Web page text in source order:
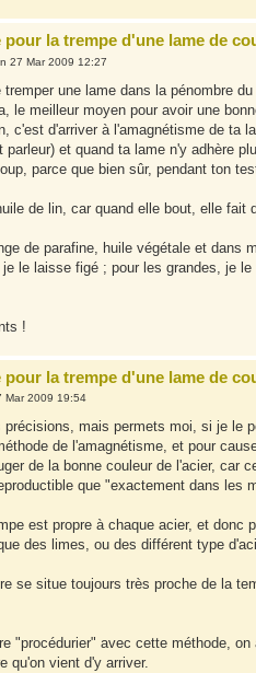
la trempe d'une lame de
27 Mar 2009 12:27
une lame dans la pénombre
le meilleur moyen pour avoir une
c'est d'arriver à l'amagnétisme de ta
et quand ta lame n'y adhère
parce que bien sûr, pendant ton
de lin, car quand elle bout, elle
de parafine, huile végétale et dans
le laisse figé ; pour les grandes, je
!
la trempe d'une lame de
Mar 2009 19:54
précisions, mais permets moi, si je le
de l'amagnétisme, et pour
de la bonne couleur de l'acier, car
que "exactement dans les
est propre à chaque acier, et
des limes, ou des différent type
se situe toujours très proche de la
"procédurier" avec cette méthode,
qu'on vient d'y arriver.